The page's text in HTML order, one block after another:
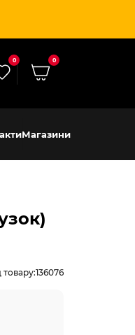
0 0
Магазини
товару:136076